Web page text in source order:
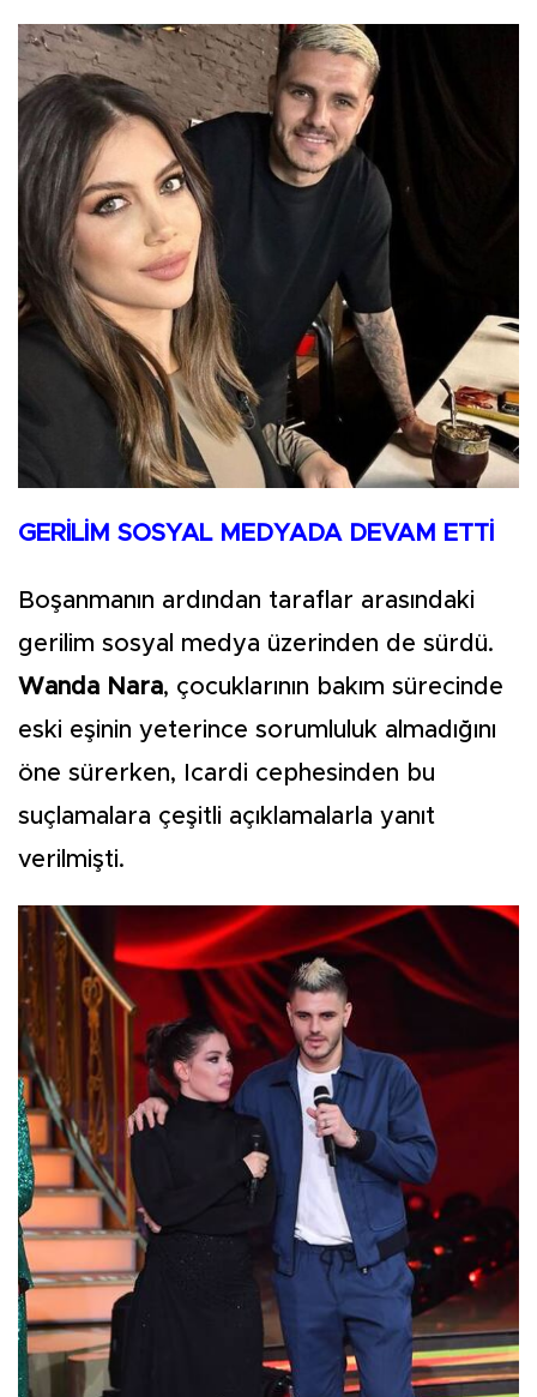
GERİLİM SOSYAL MEDYADA DEVAM ETTİ
Boşanmanın ardından taraflar arasındaki
gerilim sosyal medya üzerinden de sürdü.
Wanda Nara, çocuklarının bakım sürecinde
eski eşinin yeterince sorumluluk almadığını
öne sürerken, Icardi cephesinden bu
suçlamalara çeşitli açıklamalarla yanıt
verilmişti.